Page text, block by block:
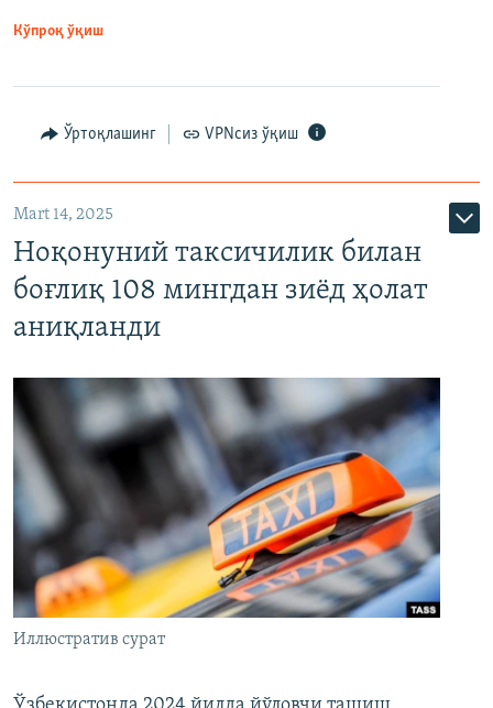
Кўпроқ ўқиш
Ўртоқлашинг VPNсиз ўқиш
Mart 14, 2025
Ноқонуний таксичилик билан
боғлиқ 108 мингдан зиёд ҳолат
аниқланди
Иллюстратив сурат